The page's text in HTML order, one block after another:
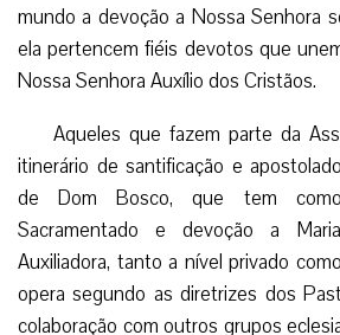
mundo a devoção a Nossa Senhora
ela pertencem fiéis devotos que
Nossa Senhora Auxílio dos Cristãos.
Aqueles que fazem parte da
itinerário de santificação e
de Dom Bosco, que tem
Sacramentado e devoção a
Auxiliadora, tanto a nível privado
opera segundo as diretrizes dos
colaboração com outros grupos